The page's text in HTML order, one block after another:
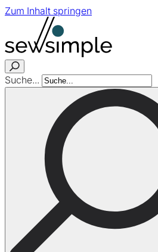
Zum Inhalt springen
Suche...